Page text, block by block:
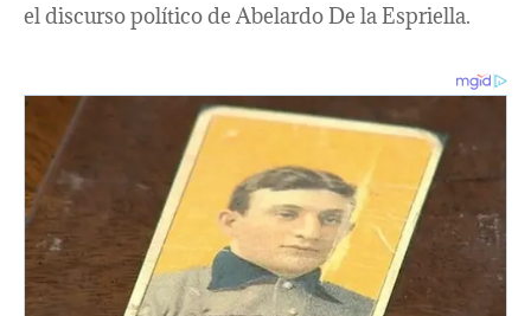
el discurso político de Abelardo De la Espriella.